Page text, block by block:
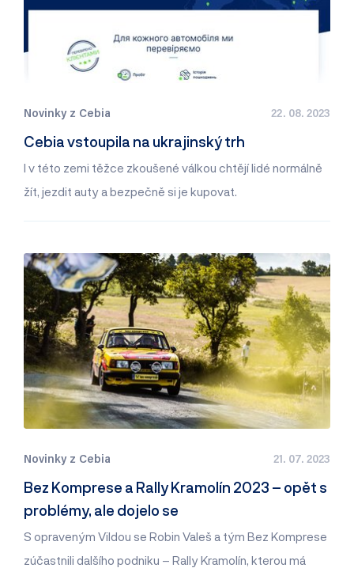
Novinky z Cebia 22. 08. 2023
Cebia vstoupila na ukrajinský trh
I v této zemi těžce zkoušené válkou chtějí lidé normálně
žít, jezdit auty a bezpečně si je kupovat.
Novinky z Cebia 21. 07. 2023
Bez Komprese a Rally Kramolín 2023 – opět s
problémy, ale dojelo se
S opraveným Vildou se Robin Valeš a tým Bez Komprese
zúčastnili dalšího podniku – Rally Kramolín, kterou má